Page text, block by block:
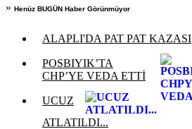
» Henüz BUGÜN Haber Görünmüyor
ALAPLI'DA PAT PAT KAZASI
POSBIYIK’TA
CHP’YE VEDA ETTİ
UCUZ
ATLATILDI...